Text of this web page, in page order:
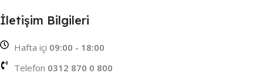
İletişim Bilgileri
Hafta içi 09:00 - 18:00
Telefon 0312 870 0 800